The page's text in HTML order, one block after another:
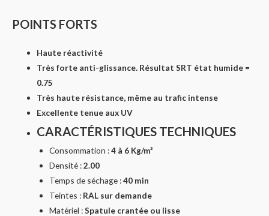
POINTS FORTS
Haute réactivité
Très forte anti-glissance. Résultat SRT état humide =
0.75
Très haute résistance, même au trafic intense
Excellente tenue aux UV
CARACTÉRISTIQUES TECHNIQUES
Consommation :4 à 6 Kg/m²
Densité :2.00
Temps de séchage :40 min
Teintes : RAL sur demande
Matériel :Spatule crantée ou lisse